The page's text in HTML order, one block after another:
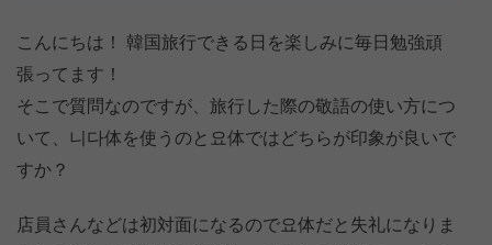
こんにちは！ 韓国旅行できる日を楽しみに毎日勉強頑
張ってます！
そこで質問なのですが、旅行した際の敬語の使い方につ
いて、니다体を使うのと요体ではどちらが印象が良いで
すか？
店員さんなどは初対面になるので요体だと失礼になりま